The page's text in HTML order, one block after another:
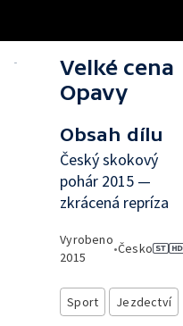
Velké cena
Opavy
Obsah dílu
Český skokový
pohár 2015 —
zkrácená repríza
Vyrobeno
2015
•Česko
Sport Jezdectví